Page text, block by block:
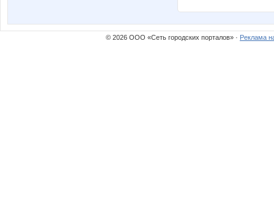
© 2026 ООО «Сеть городских порталов» · Реклама